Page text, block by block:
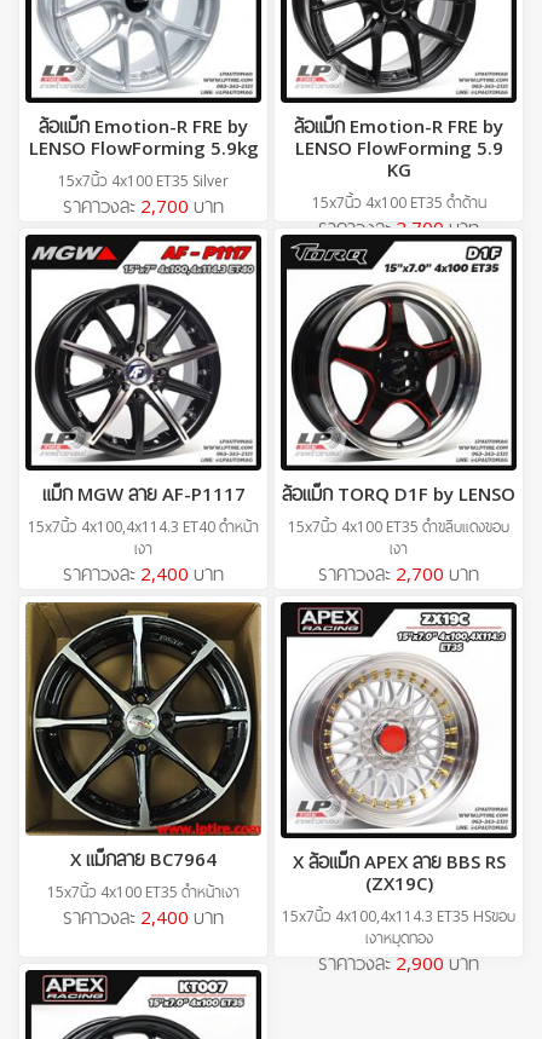
ล้อแม็ก Emotion-R FRE by
LENSO FlowForming 5.9kg
15x7นิ้ว 4x100 ET35 Silver
ราคาวงละ 2,700 บาท
ล้อแม็ก Emotion-R FRE by
LENSO FlowForming 5.9
KG
15x7นิ้ว 4x100 ET35 ดำด้าน
ราคาวงละ 2,700 บาท
แม็ก MGW ลาย AF-P1117
15x7นิ้ว 4x100,4x114.3 ET40 ดำหน้า
เงา
ราคาวงละ 2,400 บาท
ล้อแม็ก TORQ D1F by LENSO
15x7นิ้ว 4x100 ET35 ดำขลิบแดงขอบ
เงา
ราคาวงละ 2,700 บาท
X แม็กลาย BC7964
15x7นิ้ว 4x100 ET35 ดำหน้าเงา
ราคาวงละ 2,400 บาท
X ล้อแม็ก APEX ลาย BBS RS
(ZX19C)
15x7นิ้ว 4x100,4x114.3 ET35 HSขอบ
เงาหมุดทอง
ราคาวงละ 2,900 บาท